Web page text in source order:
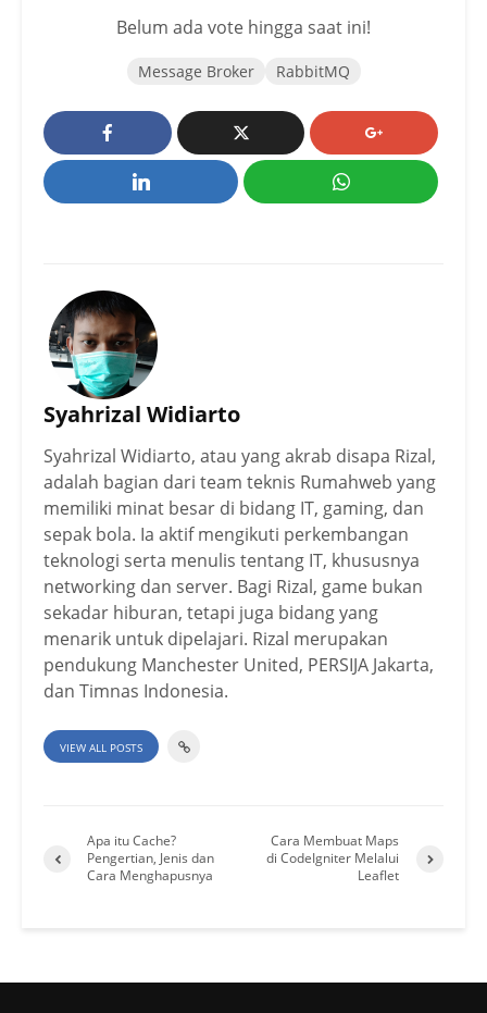
Belum ada vote hingga saat ini!
Message Broker RabbitMQ
Syahrizal Widiarto
Syahrizal Widiarto, atau yang akrab disapa Rizal,
adalah bagian dari team teknis Rumahweb yang
memiliki minat besar di bidang IT, gaming, dan
sepak bola. Ia aktif mengikuti perkembangan
teknologi serta menulis tentang IT, khususnya
networking dan server. Bagi Rizal, game bukan
sekadar hiburan, tetapi juga bidang yang
menarik untuk dipelajari. Rizal merupakan
pendukung Manchester United, PERSIJA Jakarta,
dan Timnas Indonesia.
VIEW ALL POSTS
Apa itu Cache?
Pengertian, Jenis dan
Cara Menghapusnya
Cara Membuat Maps
di CodeIgniter Melalui
Leaflet